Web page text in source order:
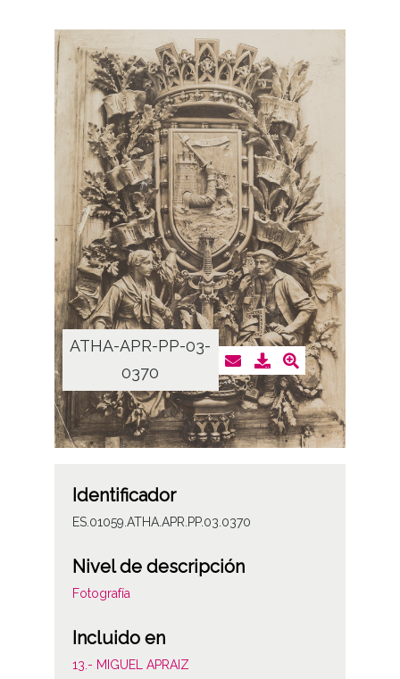
ATHA-APR-PP-03-
0370
Identificador
ES.01059.ATHA.APR.PP.03.0370
Nivel de descripción
Fotografía
Incluido en
13.- MIGUEL APRAIZ